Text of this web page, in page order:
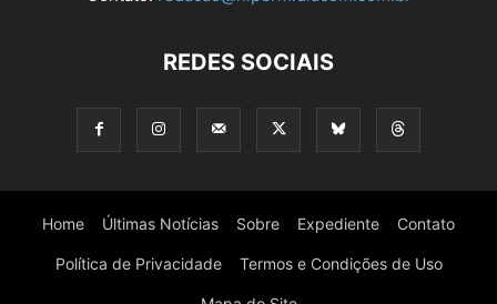
REDES SOCIAIS
Home Últimas Notícias Sobre Expediente Contato
Política de Privacidade Termos e Condições de Uso